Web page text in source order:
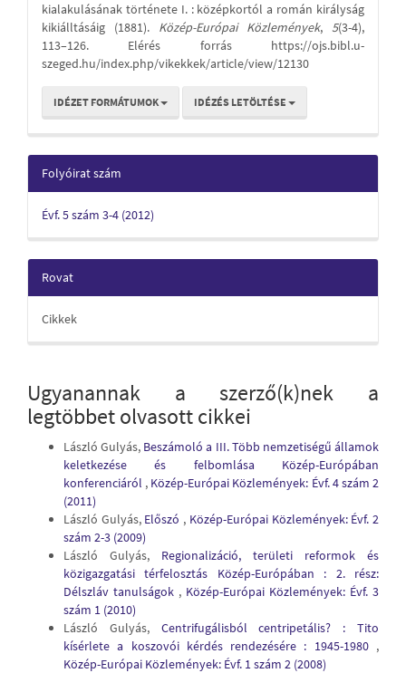
kialakulásának története I. : középkortól a román királyság
kikiálltásáig (1881). Közép-Európai Közlemények, 5(3-4),
113–126. Elérés forrás https://ojs.bibl.u-
szeged.hu/index.php/vikekkek/article/view/12130
IDÉZET FORMÁTUMOK IDÉZÉS LETÖLTÉSE
Folyóirat szám
Évf. 5 szám 3-4 (2012)
Rovat
Cikkek
Ugyanannak a szerző(k)nek a
legtöbbet olvasott cikkei
László Gulyás, Beszámoló a III. Több nemzetiségű államok
keletkezése és felbomlása Közép-Európában
konferenciáról , Közép-Európai Közlemények: Évf. 4 szám 2
(2011)
László Gulyás, Előszó , Közép-Európai Közlemények: Évf. 2
szám 2-3 (2009)
László Gulyás, Regionalizáció, területi reformok és
közigazgatási térfelosztás Közép-Európában : 2. rész:
Délszláv tanulságok , Közép-Európai Közlemények: Évf. 3
szám 1 (2010)
László Gulyás, Centrifugálisból centripetális? : Tito
kísérlete a koszovói kérdés rendezésére : 1945-1980 ,
Közép-Európai Közlemények: Évf. 1 szám 2 (2008)